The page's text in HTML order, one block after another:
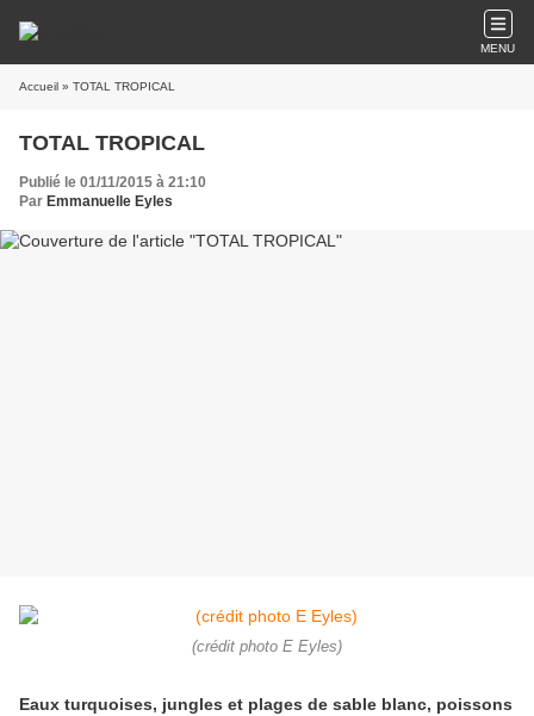
MENU
Accueil » TOTAL TROPICAL
TOTAL TROPICAL
Publié le 01/11/2015 à 21:10
Par Emmanuelle Eyles
(crédit photo E Eyles)
Eaux turquoises, jungles et plages de sable blanc, poissons